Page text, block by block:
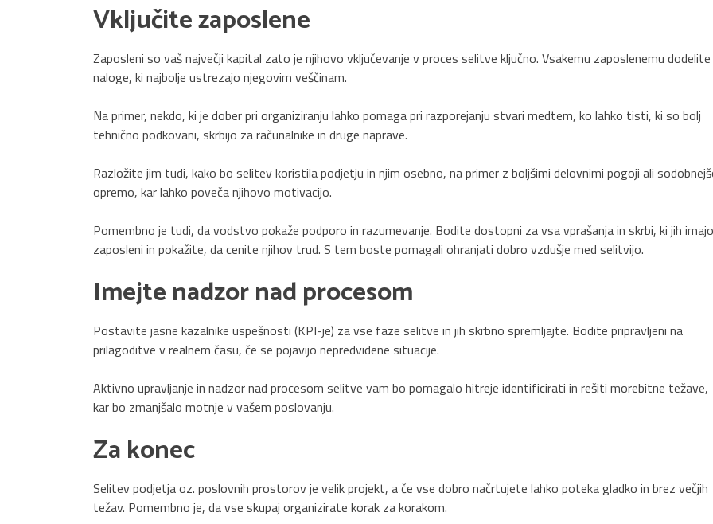
Vključite zaposlene
Zaposleni so vaš največji kapital zato je njihovo vključevanje v proces selitve ključno. Vsakemu zaposlenemu dodelite
naloge, ki najbolje ustrezajo njegovim veščinam.
Na primer, nekdo, ki je dober pri organiziranju lahko pomaga pri razporejanju stvari medtem, ko lahko tisti, ki so bolj
tehnično podkovani, skrbijo za računalnike in druge naprave.
Razložite jim tudi, kako bo selitev koristila podjetju in njim osebno, na primer z boljšimi delovnimi pogoji ali
opremo, kar lahko poveča njihovo motivacijo.
Pomembno je tudi, da vodstvo pokaže podporo in razumevanje. Bodite dostopni za vsa vprašanja in skrbi, ki jih imajo
zaposleni in pokažite, da cenite njihov trud. S tem boste pomagali ohranjati dobro vzdušje med selitvijo.
Imejte nadzor nad procesom
Postavite jasne kazalnike uspešnosti (KPI-je) za vse faze selitve in jih skrbno spremljajte. Bodite pripravljeni na
prilagoditve v realnem času, če se pojavijo nepredvidene situacije.
Aktivno upravljanje in nadzor nad procesom selitve vam bo pomagalo hitreje identificirati in rešiti morebitne težave,
kar bo zmanjšalo motnje v vašem poslovanju.
Za konec
Selitev podjetja oz. poslovnih prostorov je velik projekt, a če vse dobro načrtujete lahko poteka gladko in brez večjih
težav. Pomembno je, da vse skupaj organizirate korak za korakom.